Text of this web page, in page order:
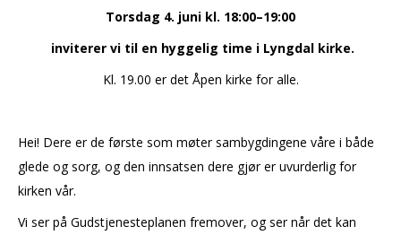
Torsdag 4. juni kl. 18:00–19:00
inviterer vi til en hyggelig time i Lyngdal kirke.
Kl. 19.00 er det Åpen kirke for alle.
Hei! Dere er de første som møter sambygdingene våre i både
glede og sorg, og den innsatsen dere gjør er uvurderlig for
kirken vår.
Vi ser på Gudstjenesteplanen fremover, og ser når det kan